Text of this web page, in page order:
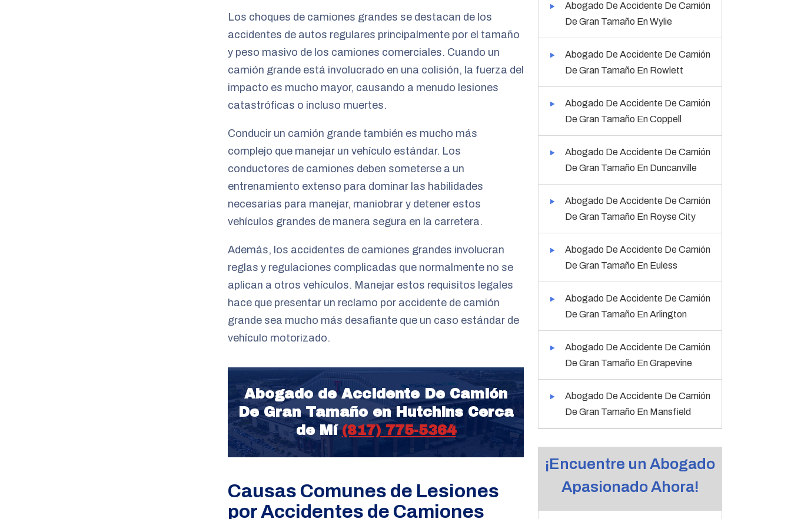
Los choques de camiones grandes se destacan de los
accidentes de autos regulares principalmente por el tamaño
y peso masivo de los camiones comerciales. Cuando un
camión grande está involucrado en una colisión, la fuerza del
impacto es mucho mayor, causando a menudo lesiones
catastróficas o incluso muertes.
Conducir un camión grande también es mucho más
complejo que manejar un vehículo estándar. Los
conductores de camiones deben someterse a un
entrenamiento extenso para dominar las habilidades
necesarias para manejar, maniobrar y detener estos
vehículos grandes de manera segura en la carretera.
Además, los accidentes de camiones grandes involucran
reglas y regulaciones complicadas que normalmente no se
aplican a otros vehículos. Manejar estos requisitos legales
hace que presentar un reclamo por accidente de camión
grande sea mucho más desafiante que un caso estándar de
vehículo motorizado.
Abogado de Accidente De Camión
De Gran Tamaño en Hutchins Cerca
de Mí(817) 775-5364
Causas Comunes de Lesiones
por Accidentes de Camiones
Abogado De Accidente De Camión
De Gran Tamaño En Wylie
Abogado De Accidente De Camión
De Gran Tamaño En Rowlett
Abogado De Accidente De Camión
De Gran Tamaño En Coppell
Abogado De Accidente De Camión
De Gran Tamaño En Duncanville
Abogado De Accidente De Camión
De Gran Tamaño En Royse City
Abogado De Accidente De Camión
De Gran Tamaño En Euless
Abogado De Accidente De Camión
De Gran Tamaño En Arlington
Abogado De Accidente De Camión
De Gran Tamaño En Grapevine
Abogado De Accidente De Camión
De Gran Tamaño En Mansfield
¡Encuentre un Abogado
Apasionado Ahora!